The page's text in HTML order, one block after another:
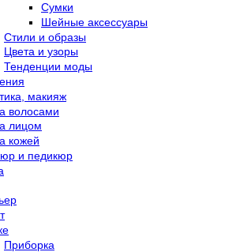
Сумки
Шейные аксессуары
Стили и образы
Цвета и узоры
Тенденции моды
макияж
волосами
лицом
кожей
и педикюр
Приборка